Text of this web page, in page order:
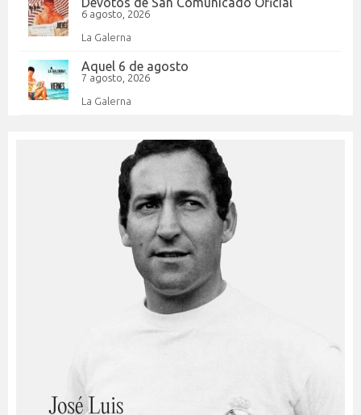
6 agosto, 2026
La Galerna
Aquel 6 de agosto
7 agosto, 2026
La Galerna